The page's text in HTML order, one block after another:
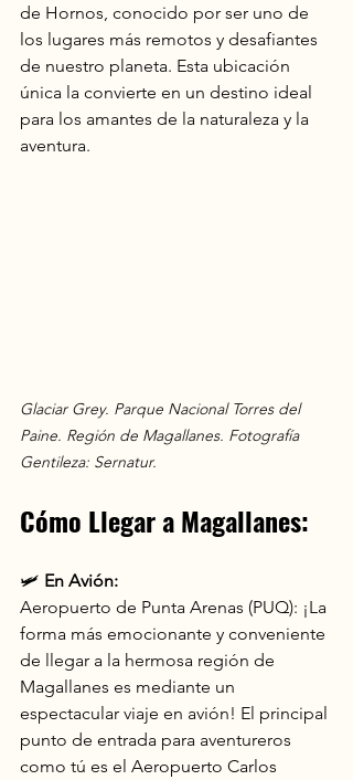
de Hornos, conocido por ser uno de
los lugares más remotos y desafiantes
de nuestro planeta. Esta ubicación
única la convierte en un destino ideal
para los amantes de la naturaleza y la
aventura.
Glaciar Grey. Parque Nacional Torres del
Paine. Región de Magallanes. Fotografía
Gentileza: Sernatur.
Cómo Llegar a Magallanes:
🛩️ En Avión:
Aeropuerto de Punta Arenas (PUQ): ¡La
forma más emocionante y conveniente
de llegar a la hermosa región de
Magallanes es mediante un
espectacular viaje en avión! El principal
punto de entrada para aventureros
como tú es el Aeropuerto Carlos